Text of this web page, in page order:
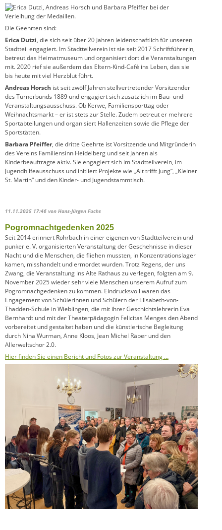
Die Geehrten sind:
Erica Dutzi, die sich seit über 20 Jahren leidenschaftlich für unseren
Stadtteil engagiert. Im Stadtteilverein ist sie seit 2017 Schriftführerin,
betreut das Heimatmuseum und organisiert dort die Veranstaltungen
mit. 2020 rief sie außerdem das Eltern-Kind-Café ins Leben, das sie
bis heute mit viel Herzblut führt.
Andreas Horsch ist seit zwölf Jahren stellvertretender Vorsitzender
des Turnerbunds 1889 und engagiert sich zusätzlich im Bau- und
Veranstaltungsausschuss. Ob Kerwe, Familiensporttag oder
Weihnachtsmarkt – er ist stets zur Stelle. Zudem betreut er mehrere
Sportabteilungen und organisiert Hallenzeiten sowie die Pflege der
Sportstätten.
Barbara Pfeiffer, die dritte Geehrte ist Vorsitzende und Mitgründerin
des Vereins Familiensinn Heidelberg und seit Jahren als
Kinderbeauftragte aktiv. Sie engagiert sich im Stadtteilverein, im
Jugendhilfeausschuss und initiiert Projekte wie „Alt trifft Jung“, „Kleiner
St. Martin“ und den Kinder- und Jugendstammtisch.
11.11.2025 17:46 von Hans-Jürgen Fuchs
Pogromnachtgedenken 2025
Seit 2014 erinnert Rohrbach in einer eigenen von Stadtteilverein und
punker e. V. organisierten Veranstaltung der Geschehnisse in dieser
Nacht und die Menschen, die fliehen mussten, in Konzentrationslager
kamen, misshandelt und ermordet wurden. Trotz Regens, der uns
Zwang, die Veranstaltung ins Alte Rathaus zu verlegen, folgten am 9.
November 2025 wieder sehr viele Menschen unserem Aufruf zum
Pogromnachgedenken zu kommen. Eindrucksvoll waren das
Engagement von Schülerinnen und Schülern der Elisabeth-von-
Thadden-Schule in Wieblingen, die mit ihrer Geschichtslehrerin Eva
Bernhardt und mit der Theaterpädagogin Felicitas Menges den Abend
vorbereitet und gestaltet haben und die künstlerische Begleitung
durch Nina Wurman, Anne Kloos, Jean Michel Räber und den
Allerweltschor 2.0.
Hier finden Sie einen Bericht und Fotos zur Veranstaltung …